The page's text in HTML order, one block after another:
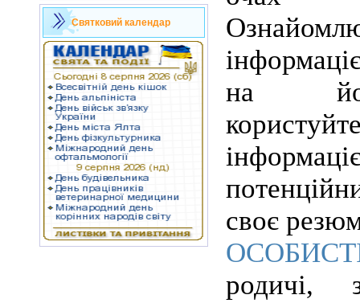
Святковий календар
на
своє
родичі,